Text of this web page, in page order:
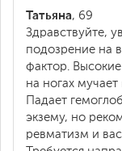
Татьяна, 69
Здравствуйте,
подозрение на
фактор.
на ногах
Падает
экзему, но
ревматизм и